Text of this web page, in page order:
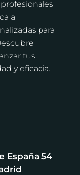
a
para
tus
y eficacia.
España 54